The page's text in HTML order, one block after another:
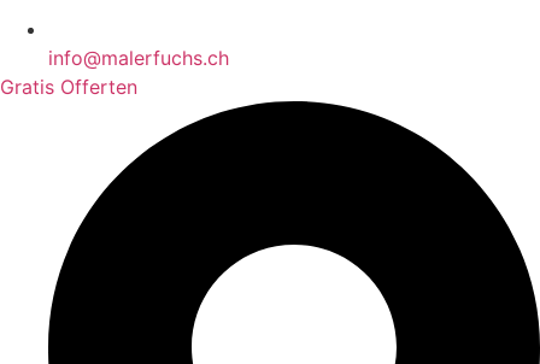
info@malerfuchs.ch
Gratis Offerten